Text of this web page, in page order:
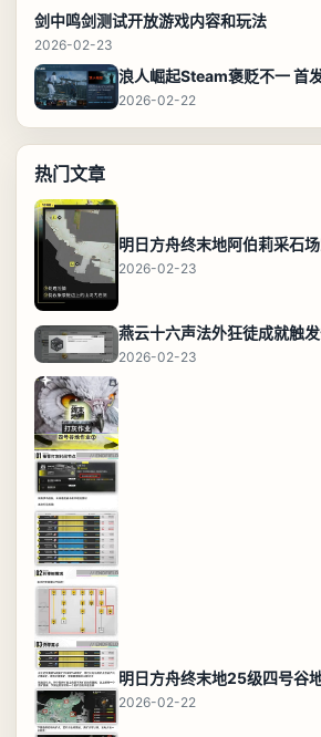
剑中鸣剑测试开放游戏内容和玩法
2026-02-23
浪人崛起Steam褒贬不一 首
2026-02-22
热门文章
2026-02-23
燕云十六声法外狂徒成就触
2026-02-23
2026-02-22